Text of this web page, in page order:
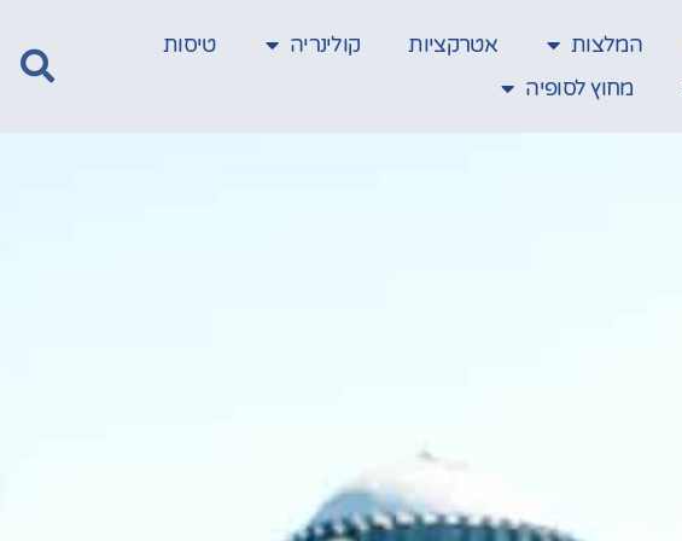
המלצות אטרקציות קולינריה
טיסות
מחוץ לסופיה